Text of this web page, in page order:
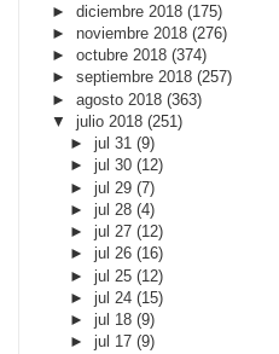
► diciembre 2018 (175)
► noviembre 2018 (276)
► octubre 2018 (374)
► septiembre 2018 (257)
► agosto 2018 (363)
▼ julio 2018 (251)
►jul 31(9)
►jul 30(12)
►jul 29(7)
►jul 28(4)
►jul 27(12)
►jul 26(16)
►jul 25(12)
►jul 24(15)
►jul 18(9)
►jul 17(9)